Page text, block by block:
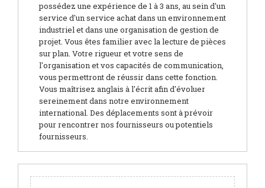
possédez une expérience de 1 à 3 ans, au sein d'un
service d'un service achat dans un environnement
industriel et dans une organisation de gestion de
projet. Vous êtes familier avec la lecture de pièces
sur plan. Votre rigueur et votre sens de
l'organisation et vos capacités de communication,
vous permettront de réussir dans cette fonction.
Vous maîtrisez anglais à l'écrit afin d'évoluer
sereinement dans notre environnement
international. Des déplacements sont à prévoir
pour rencontrer nos fournisseurs ou potentiels
fournisseurs.